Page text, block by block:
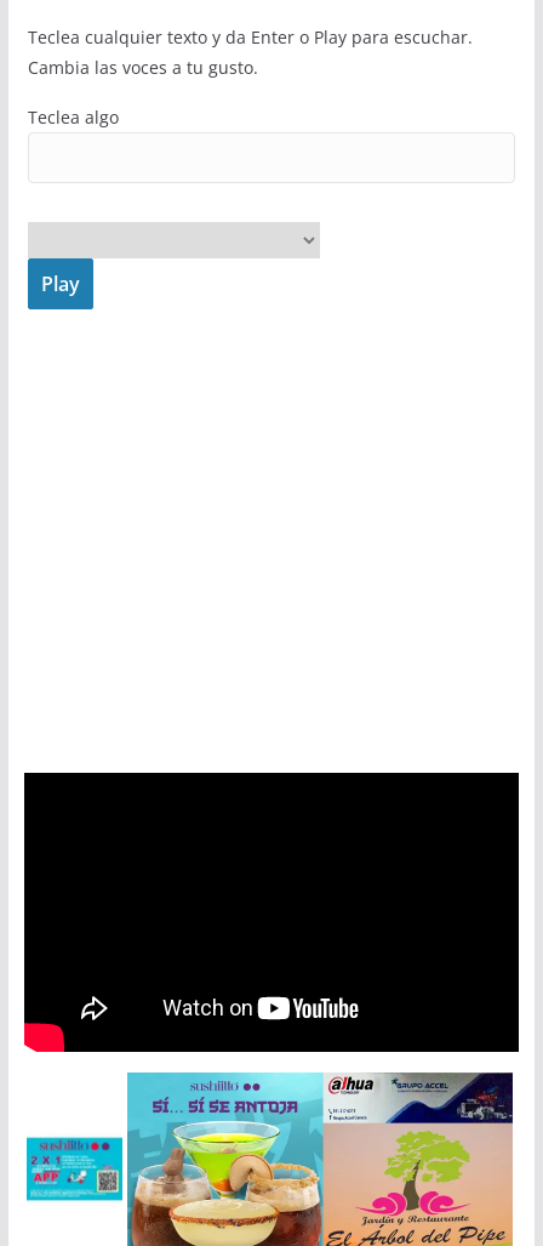
Teclea cualquier texto y da Enter o Play para escuchar.
Cambia las voces a tu gusto.
Teclea algo
Play